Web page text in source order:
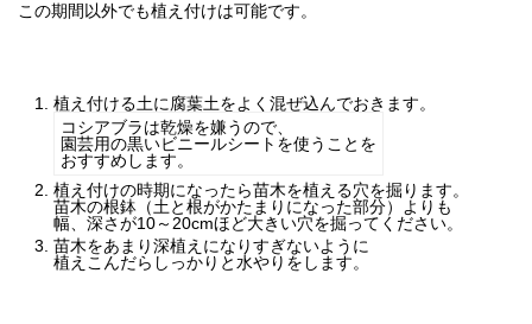
この期間以外でも植え付けは可能です。
植え付ける土に腐葉土をよく混ぜ込んでおきます。
コシアブラは乾燥を嫌うので、
園芸用の黒いビニールシートを使うことを
おすすめします。
植え付けの時期になったら苗木を植える穴を掘ります。
苗木の根鉢（土と根がかたまりになった部分）よりも
幅、深さが10～20cmほど大きい穴を掘ってください。
苗木をあまり深植えになりすぎないように
植えこんだらしっかりと水やりをします。